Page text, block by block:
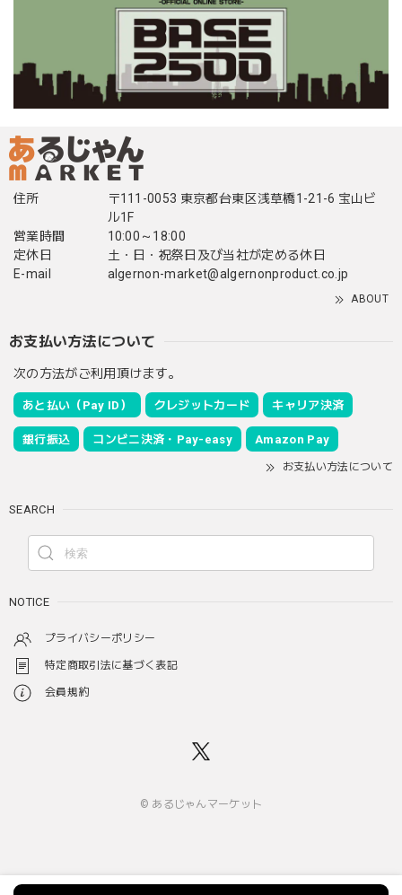
住所
〒111-0053 東京都台東区浅草橋1-21-6 宝山ビ
ル1F
営業時間
10:00～18:00
定休日
土・日・祝祭日及び当社が定める休日
E-mail
algernon-market@algernonproduct.co.jp
ABOUT
お支払い方法について
次の方法がご利用頂けます。
あと払い（Pay ID） クレジットカード キャリア決済
銀行振込 コンビニ決済・Pay-easy Amazon Pay
お支払い方法について
SEARCH
NOTICE
プライバシーポリシー
特定商取引法に基づく表記
会員規約
© あるじゃんマーケット